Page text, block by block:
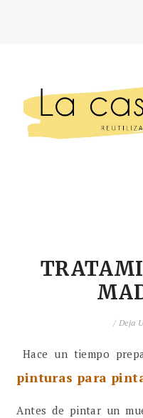
/ Deja
Hace un tiempo
pinturas para
Antes de pintar un